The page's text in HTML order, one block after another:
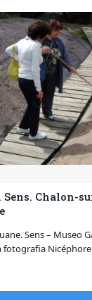
Chalon-
Sens – Museo
fotografia